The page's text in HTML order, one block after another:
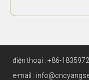
điện thoại : +86-
e-mail :